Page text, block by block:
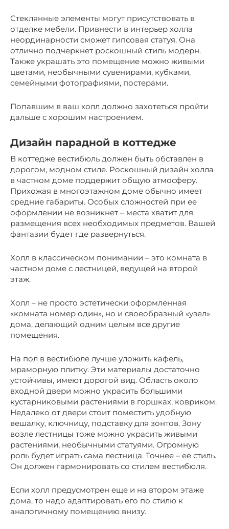
Стеклянные элементы могут присутствовать в
отделке мебели. Привнести в интерьер холла
неординарности сможет гипсовая статуя. Она
отлично подчеркнет роскошный стиль модерн.
Также украшать это помещение можно живыми
цветами, необычными сувенирами, кубками,
семейными фотографиями, постерами.
Попавшим в ваш холл должно захотеться пройти
дальше с хорошим настроением.
Дизайн парадной в коттедже
В коттедже вестибюль должен быть обставлен в
дорогом, модном стиле. Роскошный дизайн холла
в частном доме поддержит общую атмосферу.
Прихожая в многоэтажном доме обычно имеет
средние габариты. Особых сложностей при ее
оформлении не возникнет – места хватит для
размещения всех необходимых предметов. Вашей
фантазии будет где развернуться.
Холл в классическом понимании – это комната в
частном доме с лестницей, ведущей на второй
этаж.
Холл – не просто эстетически оформленная
«комната номер один», но и своеобразный «узел»
дома, делающий одним целым все другие
помещения.
На пол в вестибюле лучше уложить кафель,
мраморную плитку. Эти материалы достаточно
устойчивы, имеют дорогой вид. Область около
входной двери можно украсить большими
кустарниковыми растениями в горшках, ковриком.
Недалеко от двери стоит поместить удобную
вешалку, ключницу, подставку для зонтов. Зону
возле лестницы тоже можно украсить живыми
растениями, необычными статуями. Огромную
роль будет играть сама лестница. Точнее – ее стиль.
Он должен гармонировать со стилем вестибюля.
Если холл предусмотрен еще и на втором этаже
дома, то надо адаптировать его по стилю к
аналогичному помещению внизу.